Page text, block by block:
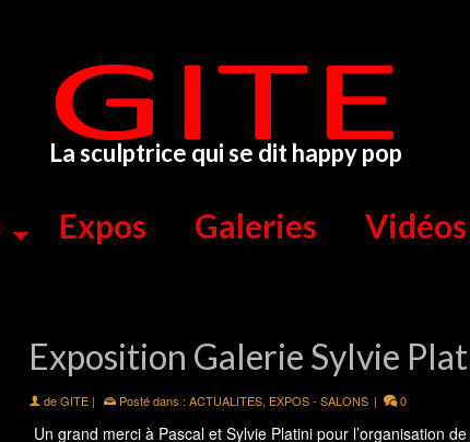
La sculptrice qui se dit happy pop
Expos Galeries Vidéos
Exposition Galerie Sylvie
deGITE | Posté dans :ACTUALITES, EXPOS - SALONS | 0
Un grand merci à Pascal et Sylvie Platini pour l’organisation